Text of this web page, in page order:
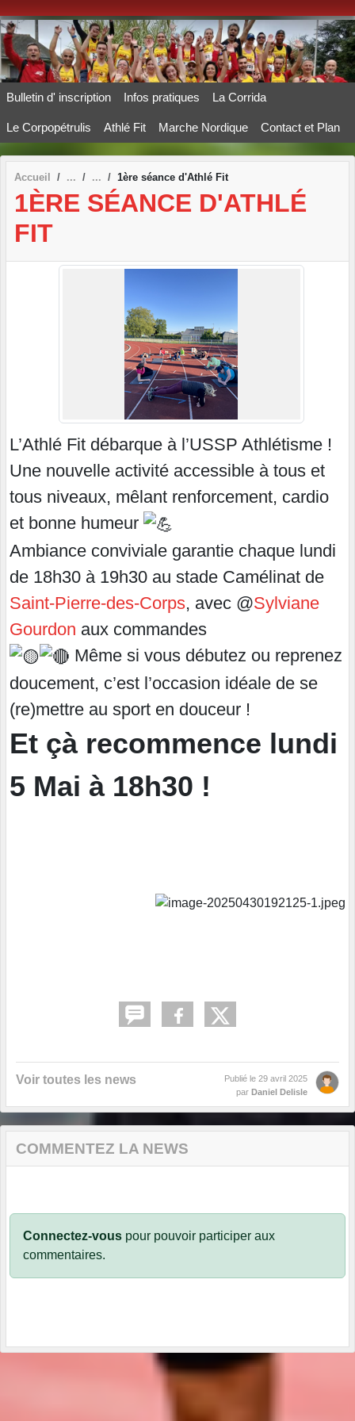
Bulletin d' inscription Infos pratiques La Corrida
Le Corpopétrulis Athlé Fit Marche Nordique Contact et Plan
Accueil 1ère séance d'Athlé Fit
1ÈRE SÉANCE D'ATHLÉ
FIT
L’Athlé Fit débarque à l’USSP Athlétisme !
Une nouvelle activité accessible à tous et
tous niveaux, mêlant renforcement, cardio
et bonne humeur
Ambiance conviviale garantie chaque lundi
de 18h30 à 19h30 au stade Camélinat de
Saint-Pierre-des-Corps, avec @Sylviane
Gourdon aux commandes
Même si vous débutez ou reprenez
doucement, c’est l’occasion idéale de se
(re)mettre au sport en douceur !
Et çà recommence lundi
5 Mai à 18h30 !
Voir toutes les news Publié le 29 avril 2025
par Daniel Delisle
COMMENTEZ LA NEWS
Connectez-vous pour pouvoir participer aux
commentaires.